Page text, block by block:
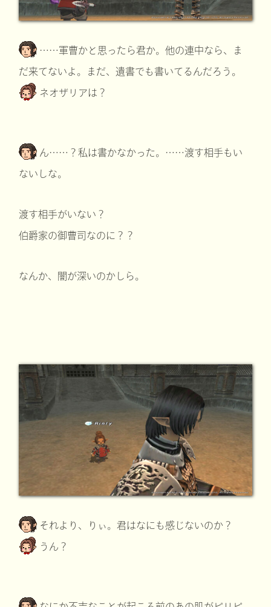
……軍曹かと思ったら君か。他の連中なら、ま
だ来てないよ。まだ、遺書でも書いてるんだろう。
ネオザリアは？
ん……？私は書かなかった。……渡す相手もい
ないしな。
渡す相手がいない？
伯爵家の御曹司なのに？？
なんか、闇が深いのかしら。
それより、りぃ。君はなにも感じないのか？
うん？